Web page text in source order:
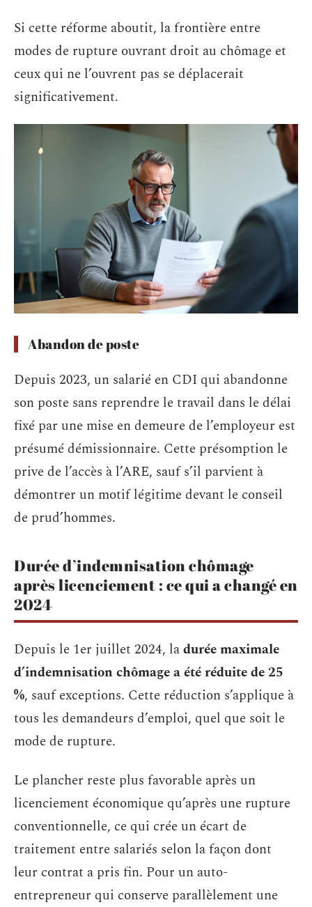
Si cette réforme aboutit, la frontière entre
modes de rupture ouvrant droit au chômage et
ceux qui ne l’ouvrent pas se déplacerait
significativement.
Abandon de poste
Depuis 2023, un salarié en CDI qui abandonne
son poste sans reprendre le travail dans le délai
fixé par une mise en demeure de l’employeur est
présumé démissionnaire. Cette présomption le
prive de l’accès à l’ARE, sauf s’il parvient à
démontrer un motif légitime devant le conseil
de prud’hommes.
Durée d’indemnisation chômage
après licenciement : ce qui a changé en
2024
Depuis le 1er juillet 2024, ladurée maximale
d’indemnisation chômage a été réduite de 25
%, sauf exceptions. Cette réduction s’applique à
tous les demandeurs d’emploi, quel que soit le
mode de rupture.
Le plancher reste plus favorable après un
licenciement économique qu’après une rupture
conventionnelle, ce qui crée un écart de
traitement entre salariés selon la façon dont
leur contrat a pris fin. Pour un auto-
entrepreneur qui conserve parallèlement une